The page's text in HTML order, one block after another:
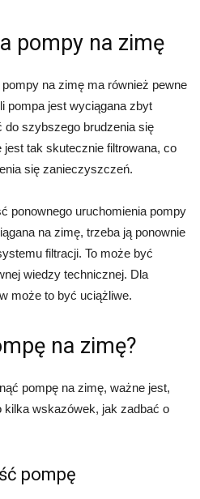
pompy na zimę
na zimę ma również pewne
pompa jest wyciągana zbyt
szybszego brudzenia się
tak skutecznie filtrowana, co
się zanieczyszczeń.
ponownego uruchomienia pompy
na zimę, trzeba ją ponownie
filtracji. To może być
wiedzy technicznej. Dla
może to być uciążliwe.
na zimę?
pompę na zimę, ważne jest,
kilka wskazówek, jak zadbać o
pompę